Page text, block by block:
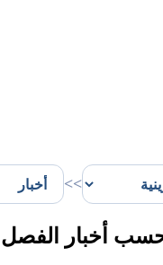
>>
أخبار الفصل